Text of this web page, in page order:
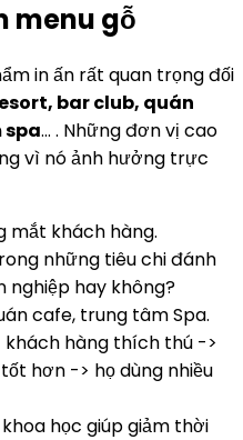
menu gỗ
in ấn rất quan trọng đối
bar club, quán
spa… . Những đơn vị cao
vì nó ảnh hưởng trực
mắt khách hàng.
những tiêu chi đánh
nghiệp hay không?
cafe, trung tâm Spa.
khách hàng thích thú ->
hơn -> họ dùng nhiều
học giúp giảm thời